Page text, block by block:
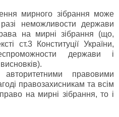
мирного зібрання може
неможливости держави
на мирні зібрання (що,
ст.3 Конституції України,
держави і
правовими
правозахисникам та всім
на мирні зібрання, то і